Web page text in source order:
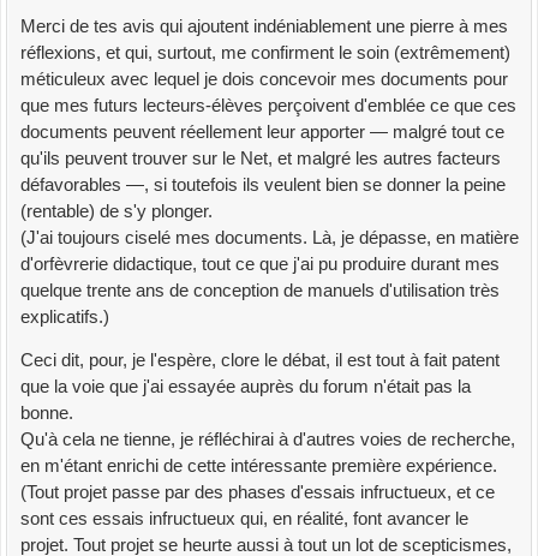
Merci de tes avis qui ajoutent indéniablement une pierre à mes
réflexions, et qui, surtout, me confirment le soin (extrêmement)
méticuleux avec lequel je dois concevoir mes documents pour
que mes futurs lecteurs-élèves perçoivent d'emblée ce que ces
documents peuvent réellement leur apporter — malgré tout ce
qu'ils peuvent trouver sur le Net, et malgré les autres facteurs
défavorables —, si toutefois ils veulent bien se donner la peine
(rentable) de s'y plonger.
(J'ai toujours ciselé mes documents. Là, je dépasse, en matière
d'orfèvrerie didactique, tout ce que j'ai pu produire durant mes
quelque trente ans de conception de manuels d'utilisation très
explicatifs.)
Ceci dit, pour, je l'espère, clore le débat, il est tout à fait patent
que la voie que j'ai essayée auprès du forum n'était pas la
bonne.
Qu'à cela ne tienne, je réfléchirai à d'autres voies de recherche,
en m'étant enrichi de cette intéressante première expérience.
(Tout projet passe par des phases d'essais infructueux, et ce
sont ces essais infructueux qui, en réalité, font avancer le
projet. Tout projet se heurte aussi à tout un lot de scepticismes,